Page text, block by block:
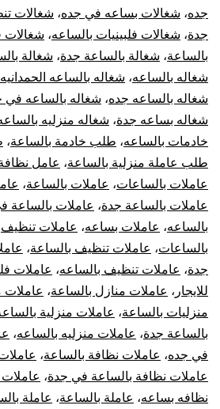
جده، شغالات بساعه في جده، شغالات
جدة، شغالات فلبينيات بالساعه، شغالات
بالساعة، شغالة بالساعة جدة، شغالة
شغاله بالساعه، شغاله بالساعه الحمدانيه
شغاله بالساعه جده، شغاله بالساعه في
شغاله بساعه جدة، شغاله منزليه
خادمات بالساعه، طلب خادمة بالساعة،
طلب عاملة منزلية بالساعة، عامل
عاملات بالساعات، عاملات بالساعة،
عاملات بالساعة جدة، عاملات بالساعة
بالساعه، عاملات بساعه، عاملات تنظيف
بالساعات، عاملات تنظيف بالساعة،
جدة، عاملات تنظيف بالساعه، عاملات
للايجار ، عاملات منازل بالساعة، عاملات
منزليات بالساعة، عاملات منزلية
بالساعة جدة، عاملات منزليه بالساعه،
في جده، عاملات نظافة بالساعة،
عاملات نظافة بالساعة في جدة،
نظافه بساعه، عاملة بالساعة، عاملة